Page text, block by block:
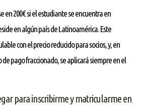
en 200€ si el estudiante se encuentra en
en algún país de Latinoamérica. Este
con el precio reducido para socios, y, en
de pago fraccionado, se aplicará siempre en el
para inscribirme y matricularme en